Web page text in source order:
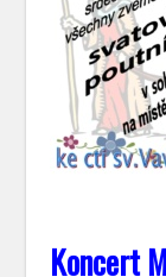
Koncert